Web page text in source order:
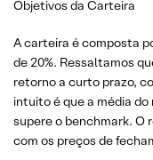
Objetivos da Carteira
A carteira é composta
de 20%. Ressaltamos
retorno a curto prazo,
intuito é que a média
supere o benchmark. O
com os preços de